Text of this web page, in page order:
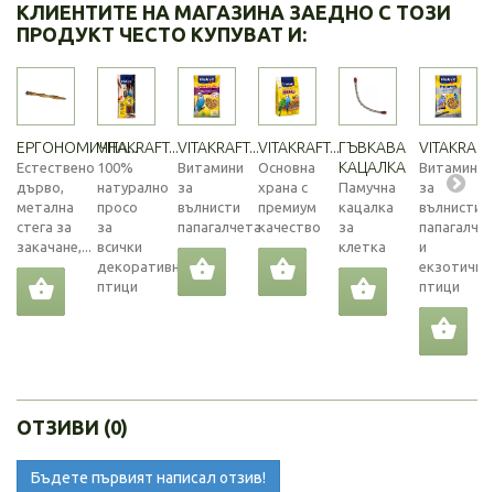
КЛИЕНТИТЕ НА МАГАЗИНА ЗАЕДНО С ТОЗИ
ПРОДУКТ ЧЕСТО КУПУВАТ И:
ЕРГОНОМИЧНА...
Естествено
дърво,
метална
стега за
закачане,...
VITAKRAFT...
100%
натурално
просо
за
всички
декоративни
птици
VITAKRAFT...
Витамини
за
вълнисти
папагалчета
VITAKRAFT...
Основна
храна с
премиум
качество
ГЪВКАВА
КАЦАЛКА
Памучна
кацалка
за
клетка
Витамини
за
вълнисти
и
екзотични
птици
ОТЗИВИ (0)
Бъдете първият написал отзив!